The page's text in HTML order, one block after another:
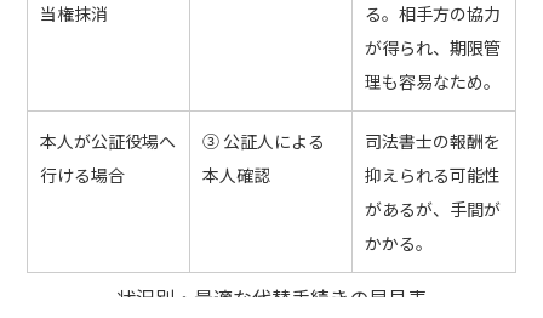
当権抹消
る。相手方の協力
が得られ、期限管
理も容易なため。
本人が公証役場へ
行ける場合
③ 公証人による
本人確認
司法書士の報酬を
抑えられる可能性
があるが、手間が
かかる。
状況別・最適な代替手続きの早見表